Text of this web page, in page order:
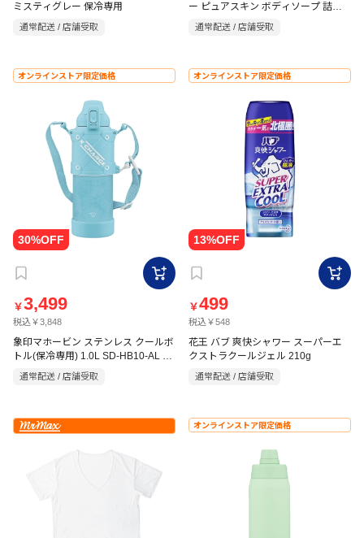
ミスティグレー 保冷専用
通常配送 / 店舗受取
ー ピュアスキン ボディソープ 詰替
用
通常配送 / 店舗受取
オンラインストア限定価格
￥3,499
税込￥3,848
象印マホービン ステンレス クールボ
トル(保冷専用) 1.0L SD-HB10-AL ス
カイブルー
通常配送 / 店舗受取
オンラインストア限定価格
￥499
税込￥548
花王 バブ 爽快シャワー スーパーエ
クストラクールジェル 210g
通常配送 / 店舗受取
オンラインストア限定価格